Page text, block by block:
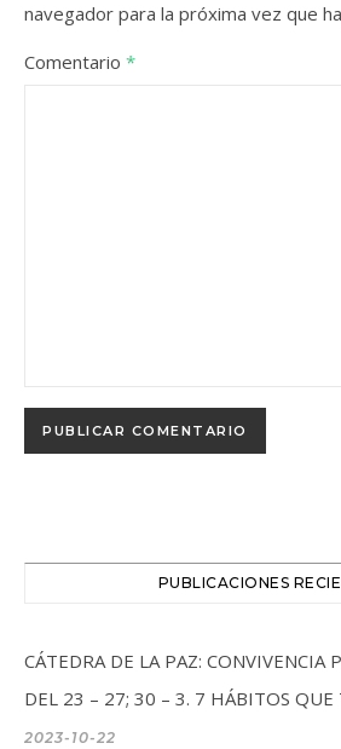
navegador para la próxima vez que
Comentario *
PUBLICACIONES
CÁTEDRA DE LA PAZ: CONVIVENCIA
DEL 23 – 27; 30 – 3. 7 HÁBITOS QUE
2023-10-22